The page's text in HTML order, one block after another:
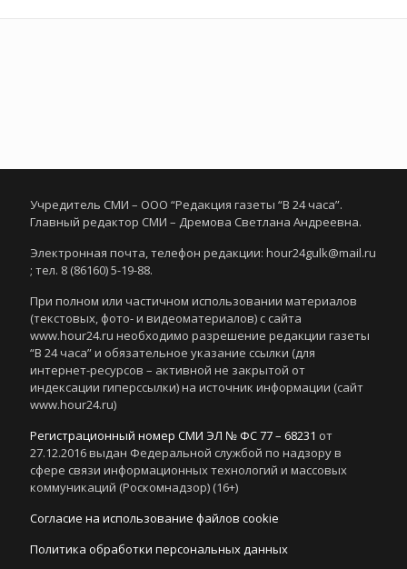
Учредитель СМИ – ООО “Редакция газеты “В 24 часа”.
Главный редактор СМИ – Дремова Светлана Андреевна.
Электронная почта, телефон редакции: hour24gulk@mail.ru
; тел. 8 (86160) 5-19-88.
При полном или частичном использовании материалов
(текстовых, фото- и видеоматериалов) с сайта
www.hour24.ru необходимо разрешение редакции газеты
“В 24 часа” и обязательное указание ссылки (для
интернет-ресурсов – активной не закрытой от
индексации гиперссылки) на источник информации (сайт
www.hour24.ru)
Регистрационный номер СМИ ЭЛ № ФС 77 – 68231 от
27.12.2016 выдан Федеральной службой по надзору в
сфере связи информационных технологий и массовых
коммуникаций (Роскомнадзор) (16+)
Согласие на использование файлов cookie
Политика обработки персональных данных